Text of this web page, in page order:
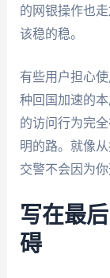
的网银操作也
该稳的稳。
有些用户担心
种回国加速的
的访问行为完
明的路。就像
交警不会因为
写在最
碍